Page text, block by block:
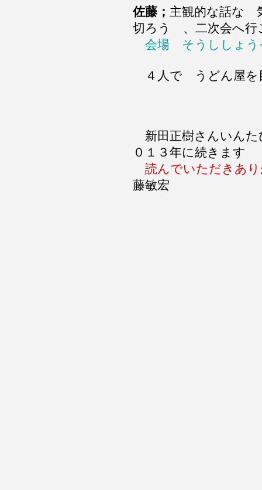
佐藤； 主観的な話な
切ろう 、二次会へ行
会場 そうししょ
４人で うどん屋を
新田正樹さんいん
０１３年に続きます
読んでいただきあ
藤敏宏